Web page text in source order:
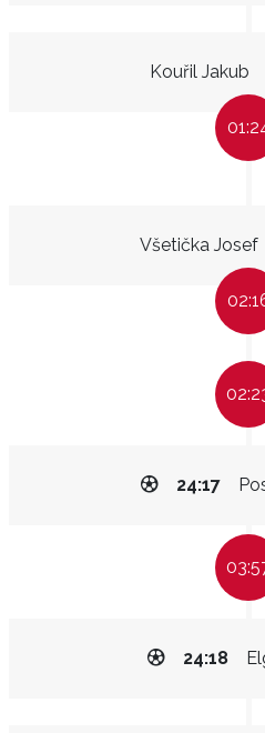
Kouřil Jakub
Všetička Josef
24:17
24:18